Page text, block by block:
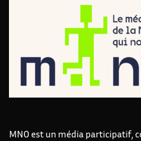
MNO est un média participatif,